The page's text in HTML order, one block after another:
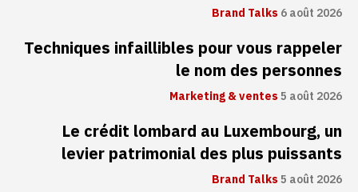
Brand Talks6 août 2026
Techniques infaillibles pour vous rappeler
le nom des personnes
Marketing & ventes5 août 2026
Le crédit lombard au Luxembourg, un
levier patrimonial des plus puissants
Brand Talks5 août 2026